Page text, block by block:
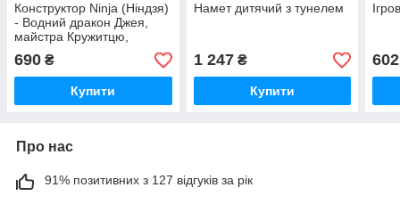
Конструктор Ninja (Ніндзя)
- Водний дракон Джея,
майстра Кружитцю,
синього Ніндзяго /
Дитячий великий ігровий
набір Ninjago для хл
690 ₴
Купити
Намет дитячий з тунелем
1 247₴
Купити
602
Про нас
91% позитивних з 127 відгуків за рік